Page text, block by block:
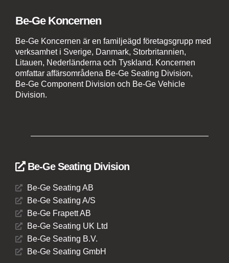
Be-Ge Koncernen
Be-Ge Koncernen är en familjeägd företagsgrupp med
verksamhet i Sverige, Danmark, Storbritannien,
Litauen, Nederländerna och Tyskland. Koncernen
omfattar affärsområdena Be-Ge Seating Division,
Be-Ge Component Division och Be-Ge Vehicle
Division.
Be-Ge Seating Division
Be-Ge Seating AB
Be-Ge Seating A/S
Be-Ge Frapett AB
Be-Ge Seating UK Ltd
Be-Ge Seating B.V.
Be-Ge Seating GmbH